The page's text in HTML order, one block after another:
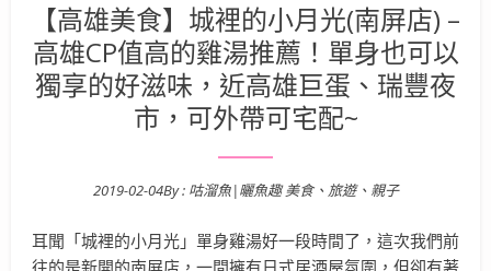
【高雄美食】城裡的小月光(南屏店) –
高雄CP值高的雞湯推薦！單身也可以
獨享的好滋味，近高雄巨蛋、瑞豐夜
市，可外帶可宅配~
Posted on
2019-02-04By : 咕溜魚|曬魚趣 美食、旅遊、親子
耳聞「城裡的小月光」單身雞湯好一段時間了，這次我們前